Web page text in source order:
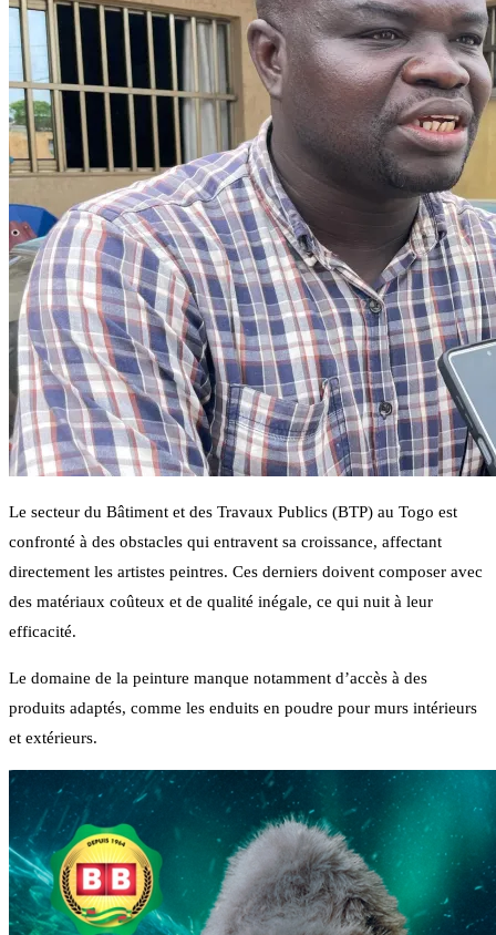
Le secteur du Bâtiment et des Travaux Publics (BTP) au Togo est
confronté à des obstacles qui entravent sa croissance, affectant
directement les artistes peintres. Ces derniers doivent composer avec
des matériaux coûteux et de qualité inégale, ce qui nuit à leur
efficacité.
Le domaine de la peinture manque notamment d’accès à des
produits adaptés, comme les enduits en poudre pour murs intérieurs
et extérieurs.